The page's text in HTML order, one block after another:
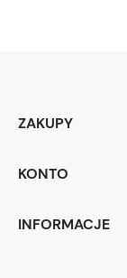
ZAKUPY
KONTO
INFORMACJE